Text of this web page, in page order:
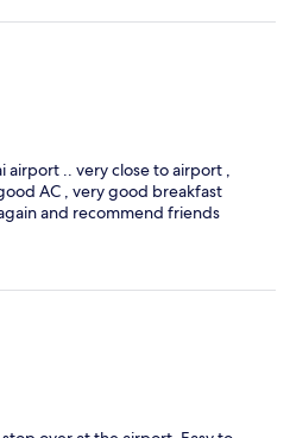
.. very close to airport ,
AC , very good breakfast
and recommend friends